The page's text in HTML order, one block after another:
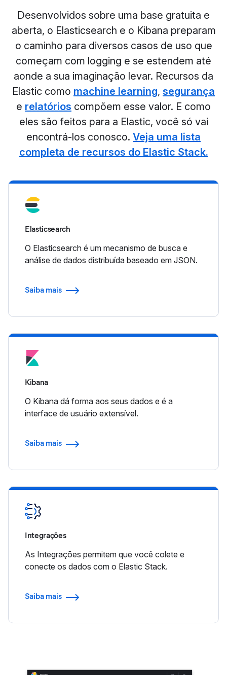
Desenvolvidos sobre uma base gratuita e
aberta, o Elasticsearch e o Kibana preparam
o caminho para diversos casos de uso que
começam com logging e se estendem até
aonde a sua imaginação levar. Recursos da
Elastic como machine learning, segurança
e relatórios compõem esse valor. E como
eles são feitos para a Elastic, você só vai
encontrá-los conosco. Veja uma lista
completa de recursos do Elastic Stack.
Elasticsearch
O Elasticsearch é um mecanismo de busca e
análise de dados distribuída baseado em JSON.
Saiba mais
Kibana
O Kibana dá forma aos seus dados e é a
interface de usuário extensível.
Saiba mais
Integrações
As Integrações permitem que você colete e
conecte os dados com o Elastic Stack.
Saiba mais